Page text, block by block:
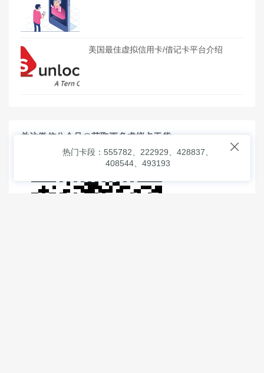
美国最佳虚拟信用卡/借记卡平台介绍
关注微信公众号@获取更多虚拟卡干货

热门卡段：555782、222929、428837、
408544、493193